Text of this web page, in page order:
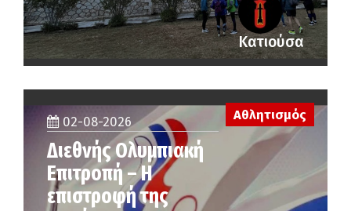
Κατιούσα
02-08-2026
Διεθνής Ολυμπιακή
Επιτροπή – Η
επιστροφή της
Αθλητισμός